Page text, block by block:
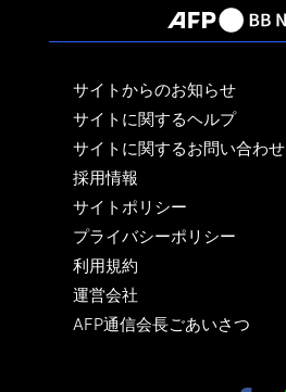
サイトからのお知らせ
サイトに関するヘルプ
サイトに関するお問い合わせ
採用情報
サイトポリシー
プライバシーポリシー
利用規約
運営会社
AFP通信会長ごあいさつ